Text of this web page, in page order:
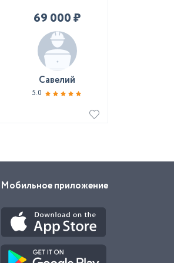
69 000 ₽
Савелий
5.0
Мобильное приложение